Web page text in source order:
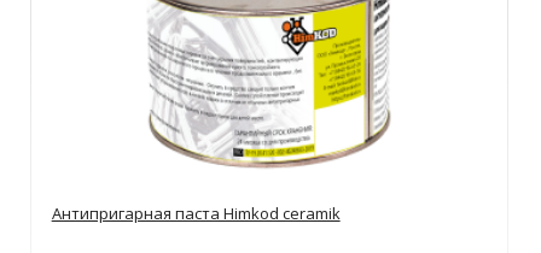
Антипригарная паста Himkod ceramik